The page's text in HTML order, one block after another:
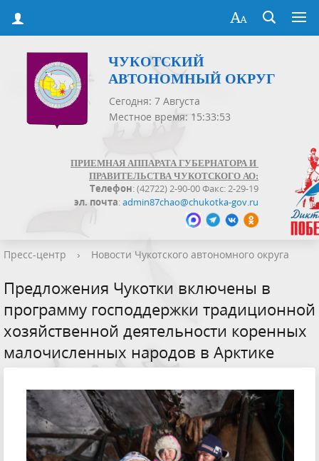
ЧУКОТСКИЙ
АВТОНОМНЫЙ ОКРУГ
Сегодня: 7 Августа
Местное время: 15:33:54
ПРИЕМНАЯ АППАРАТА ГУБЕРНАТОРА И
ПРАВИТЕЛЬСТВА ЧУКОТСКОГО АО:
Телефон: (42722) 2-90-00 Факс: 2-29-19
эл. почта:admin87chao@chukotka-gov.ru
Пресс-центр › Новости Чукотского автономного округа
Предложения Чукотки включены в
программу господдержки традиционной
хозяйственной деятельности коренных
малочисленных народов в Арктике